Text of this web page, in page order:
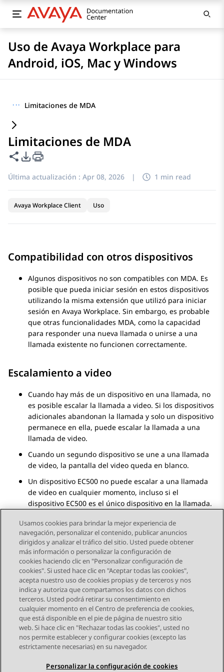
Uso de Avaya Workplace para
Android, iOS, Mac y Windows
··· Limitaciones de MDA
Limitaciones de MDA
Compartir esta página
Opciones de exportación de PDF
Última actualización : Apr 08, 2026 | 1 min read
Avaya Workplace Client Uso
Compatibilidad con otros dispositivos
Algunos dispositivos no son compatibles con MDA. Es
posible que pueda iniciar sesión en estos dispositivos
utilizando la misma extensión que utilizó para iniciar
sesión en Avaya Workplace. Sin embargo, es probable
que otras funcionalidades MDA, como la capacidad
para responder una nueva llamada o unirse a una
llamada existente no funcionen correctamente.
Escalamiento a video
Cuando hay más de un dispositivo en una llamada, no
es posible escalar la llamada a video. Si los dispositivos
adicionales abandonan la llamada y solo un dispositivo
permanece en ella, puede escalar la llamada a una
llamada de video.
Cuando un segundo dispositivo se une a una llamada
de video, la pantalla del video queda en blanco.
Un dispositivo EC500 no puede escalar a una llamada
de video en cualquier momento, incluso si el
dispositivo EC500 es el único dispositivo en la llamada.
Send Feedback
Navegación de tema
Tema anterior Tema siguiente
STAY CONNECTED
Usamos cookies para brindar la mejor experiencia de
navegación, personalizar el contenido, publicar anuncios
dirigidos y analizar el tráfico del sitio. Usted puede obtener
más información o personalizar la configuración de
cookies haciendo clic en "Personalizar configuración de
cookies". Si usted hace clic en "Aceptar todas las cookies",
acepta nuestro uso de cookies propias y de terceros y nos
indica y autoriza que compartamos los datos con dichos
terceros. Usted podrá retirar su consentimiento en
cualquier momento en el Centro de preferencia de cookies,
que está disponible en el pie de página de nuestro sitio
web. Si hace clic en "Rechazar todas las cookies", usted no
nos permite establecer y configurar cookies (excepto las
estrictamente necesarias) en su navegador.
Personalizar la configuración de cookies